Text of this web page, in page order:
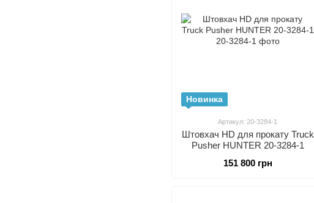
Новинка
Артикул: 20-3284-1
Штовхач HD для прокату Truck
Pusher HUNTER 20-3284-1
151 800 грн